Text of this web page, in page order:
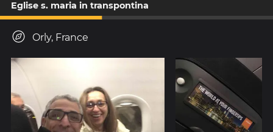
Eglise s. maria in transpontina
Orly, France